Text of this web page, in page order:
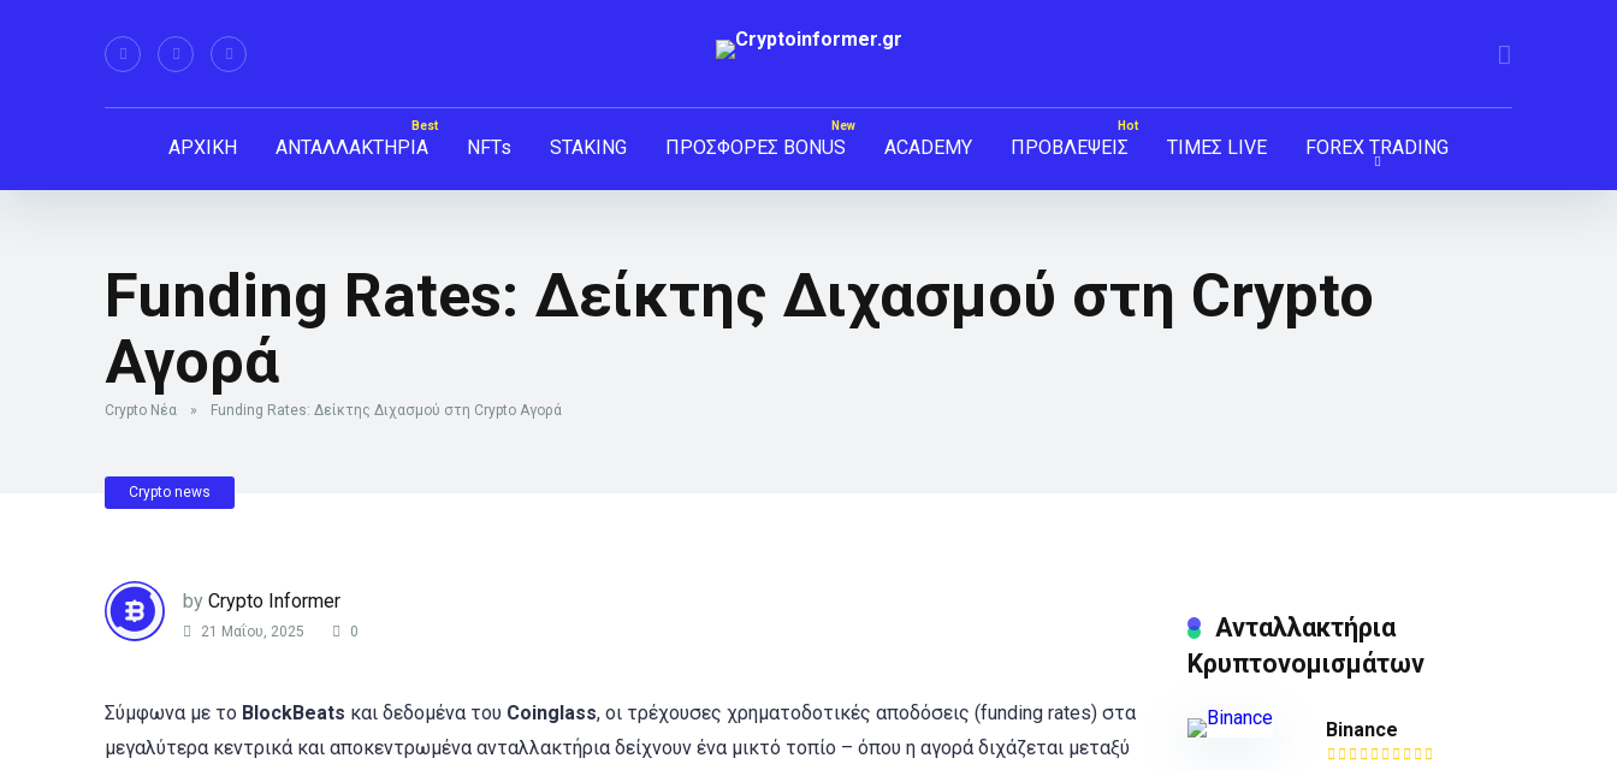
ΑΡΧΙΚΗ ΑΝΤΑΛΛΑΚΤΗΡΙΑ NFTs STAKING ΠΡΟΣΦΟΡΕΣ BONUS ACADEMY ΠΡΟΒΛΕΨΕΙΣ ΤΙΜΕΣ LIVE FOREX TRADING
Funding Rates: Δείκτης Διχασμού στη Crypto
Αγορά
Crypto Νέα » Funding Rates: Δείκτης Διχασμού στη Crypto Αγορά
Crypto news
by Crypto Informer
21 Μαΐου, 2025 0
Σύμφωνα με το BlockBeats και δεδομένα του Coinglass, οι τρέχουσες χρηματοδοτικές αποδόσεις (funding rates) στα
μεγαλύτερα κεντρικά και αποκεντρωμένα ανταλλακτήρια δείχνουν ένα μικτό τοπίο – όπου η αγορά διχάζεται μεταξύ
Ανταλλακτήρια
Κρυπτονομισμάτων
Binance